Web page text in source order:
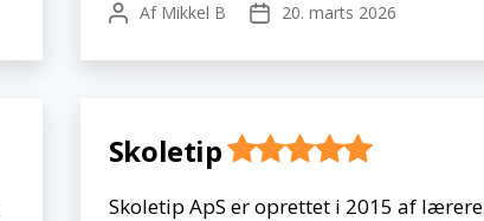
Indlægsforfatter
Af Mikkel B Indlægsdato
20. marts 2026
Skoletip
Skoletip ApS er oprettet i 2015 af lærere